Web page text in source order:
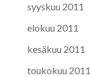
syyskuu 2011
elokuu 2011
kesäkuu 2011
toukokuu 2011